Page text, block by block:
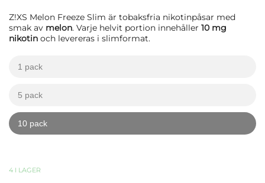
Z!XS Melon Freeze Slim är tobaksfria nikotinpåsar med
smak av melon. Varje helvit portion innehåller 10 mg
nikotin och levereras i slimformat.
1 pack
5 pack
10 pack